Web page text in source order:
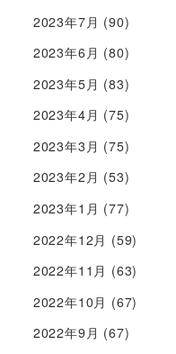
2023年7月 (90)
2023年6月 (80)
2023年5月 (83)
2023年4月 (75)
2023年3月 (75)
2023年2月 (53)
2023年1月 (77)
2022年12月 (59)
2022年11月 (63)
2022年10月 (67)
2022年9月 (67)